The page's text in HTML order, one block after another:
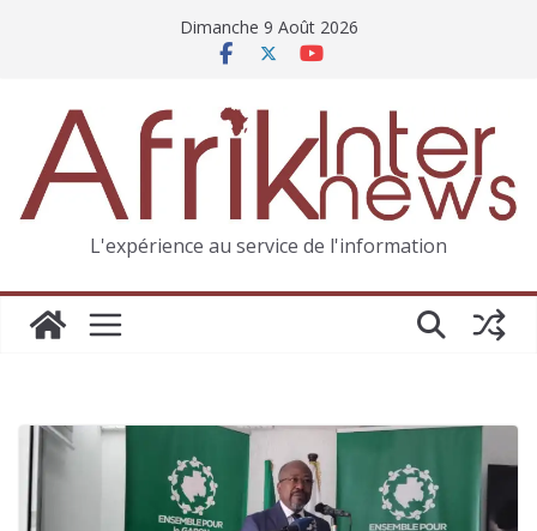
Dimanche 9 Août 2026
L'expérience au service de l'information